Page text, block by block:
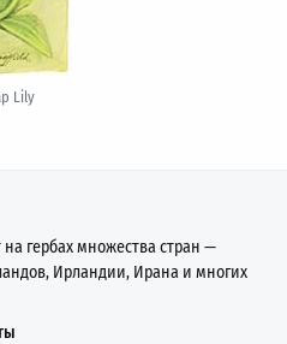
Lily
на гербах множества стран —
Ирландии, Ирана и многих